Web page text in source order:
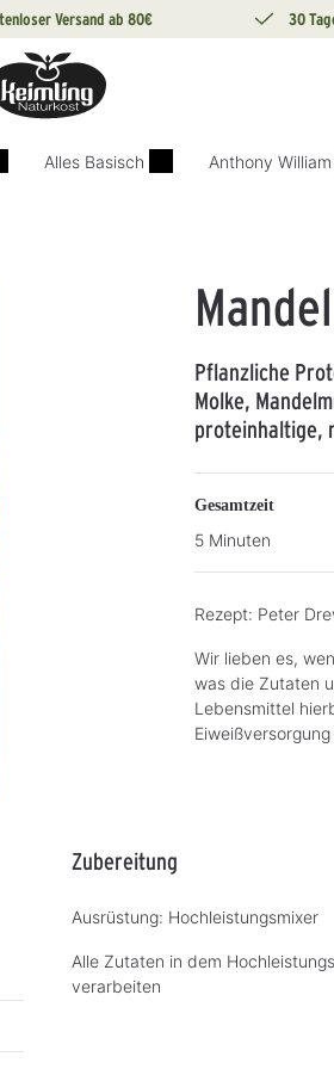
Versand ab 80€ 30
Alles Basisch Anthony William
Pflanzliche
Molke,
proteinhaltige,
Gesamtzeit
5 Minuten
Rezept: Peter
Wir lieben es,
was die Zutaten
Lebensmittel
Zubereitung
Ausrüstung: Hochleistungsmixer
Alle Zutaten in dem
verarbeiten